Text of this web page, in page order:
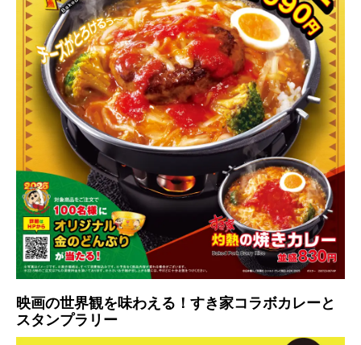
映画の世界観を味わえる！すき家コラボカレーと
スタンプラリー